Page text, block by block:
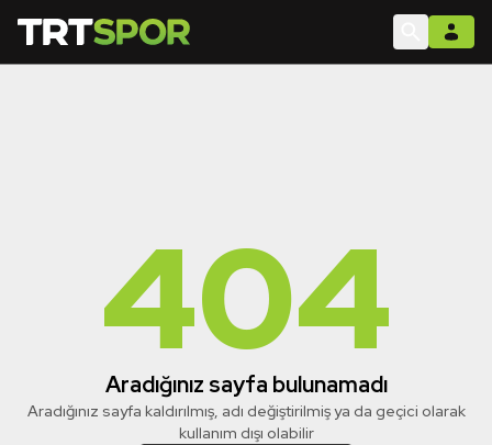
404
Aradığınız sayfa bulunamadı
Aradığınız sayfa kaldırılmış, adı değiştirilmiş ya da geçici olarak
kullanım dışı olabilir